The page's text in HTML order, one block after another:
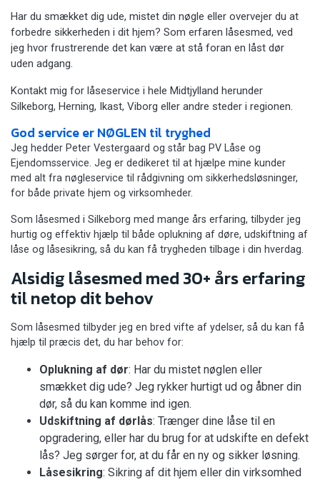
Har du smækket dig ude, mistet din nøgle eller overvejer du at
forbedre sikkerheden i dit hjem? Som erfaren låsesmed, ved
jeg hvor frustrerende det kan være at stå foran en låst dør
uden adgang.
Kontakt mig for låseservice i hele Midtjylland herunder
Silkeborg, Herning, Ikast, Viborg eller andre steder i regionen.
God service er NØGLEN til tryghed
Jeg hedder Peter Vestergaard og står bag PV Låse og
Ejendomsservice. Jeg er dedikeret til at hjælpe mine kunder
med alt fra nøgleservice til rådgivning om sikkerhedsløsninger,
for både private hjem og virksomheder.
Som låsesmed i Silkeborg med mange års erfaring, tilbyder jeg
hurtig og effektiv hjælp til både oplukning af døre, udskiftning af
låse og låsesikring, så du kan få trygheden tilbage i din hverdag.
Alsidig låsesmed med 30+ års erfaring
til netop dit behov
Som låsesmed tilbyder jeg en bred vifte af ydelser, så du kan få
hjælp til præcis det, du har behov for:
Oplukning af dør: Har du mistet nøglen eller
smækket dig ude? Jeg rykker hurtigt ud og åbner din
dør, så du kan komme ind igen.
Udskiftning af dørlås: Trænger dine låse til en
opgradering, eller har du brug for at udskifte en defekt
lås? Jeg sørger for, at du får en ny og sikker løsning.
Låsesikring: Sikring af dit hjem eller din virksomhed